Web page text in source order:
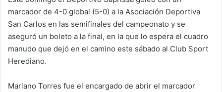
marcador de 4-0 global (5-0) a la Asociación Deportiva
San Carlos en las semifinales del campeonato y se
aseguró un boleto a la final, en la que lo espera el cuadro
manudo que dejó en el camino este sábado al Club Sport
Herediano.
Mariano Torres fue el encargado de abrir el marcador